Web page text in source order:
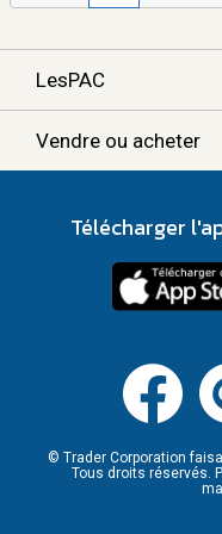
LesPAC
Vendre ou acheter
Télécharger
© Trader Corporation
Tous droits réservés.